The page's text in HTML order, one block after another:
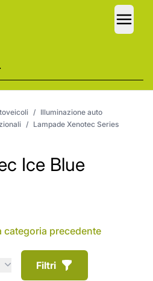
/ Illuminazione auto
/ Lampade Xenotec Series
Ice Blue
categoria precedente
Filtri